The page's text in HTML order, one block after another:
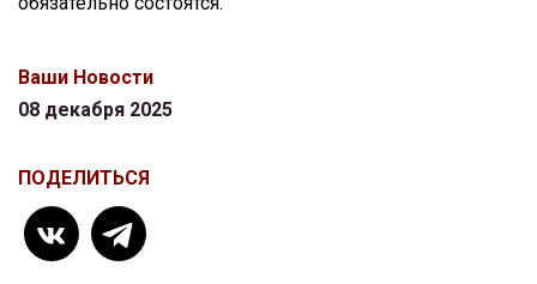
Ваши Новости
08 декабря 2025
ПОДЕЛИТЬСЯ